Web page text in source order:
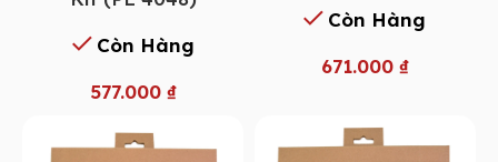
Còn Hàng
577.000 ₫
Còn Hàng
671.000 ₫